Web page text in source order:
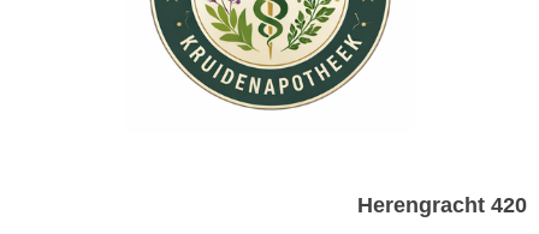
Herengracht 420